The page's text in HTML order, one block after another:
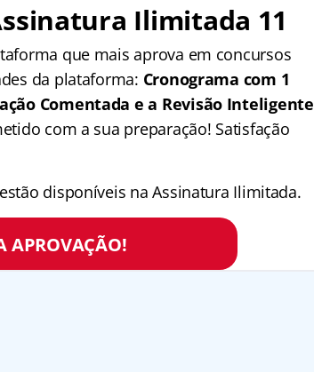
Ilimitada 11
que mais aprova em concursos
da plataforma: Cronograma com 1
Comentada e a Revisão Inteligente
com a sua preparação! Satisfação
disponíveis na Assinatura Ilimitada.
APROVAÇÃO!